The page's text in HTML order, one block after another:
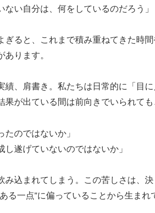
ない自分は、何をしているのだろう」
ぎると、これまで積み重ねてきた時
あります。
績、肩書き。私たちは日常的に「目
果が出ている間は前向きでいられても
たのではないか」
し遂げていないのではないか」
み込まれてしまう。この苦しさは、
る一点”に偏っていることから生まれ